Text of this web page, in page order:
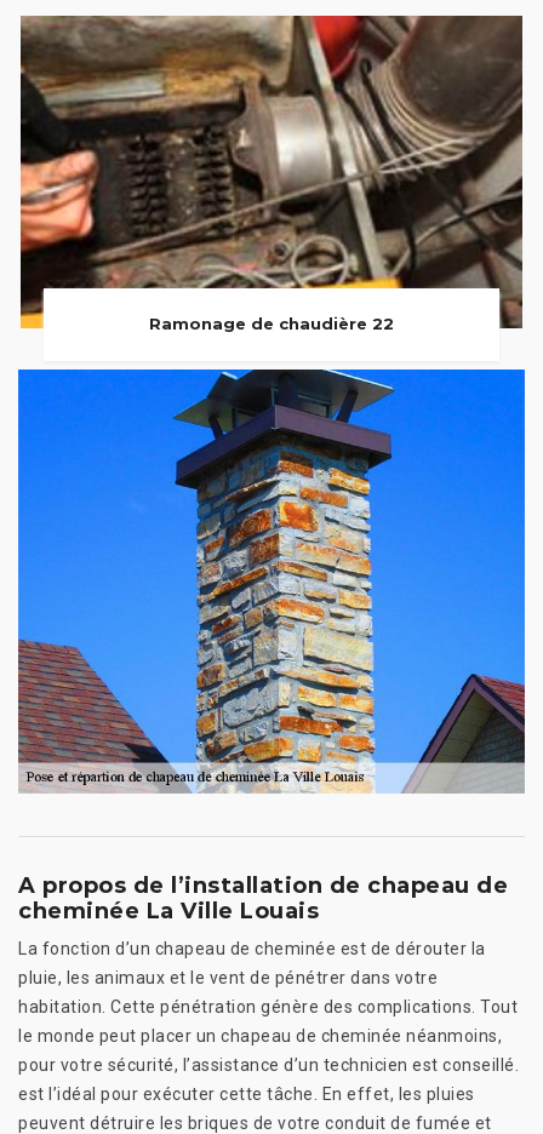
Ramonage de chaudière 22
A propos de l’installation de chapeau de
cheminée La Ville Louais
La fonction d’un chapeau de cheminée est de dérouter la
pluie, les animaux et le vent de pénétrer dans votre
habitation. Cette pénétration génère des complications. Tout
le monde peut placer un chapeau de cheminée néanmoins,
pour votre sécurité, l’assistance d’un technicien est conseillé.
est l’idéal pour exécuter cette tâche. En effet, les pluies
peuvent détruire les briques de votre conduit de fumée et